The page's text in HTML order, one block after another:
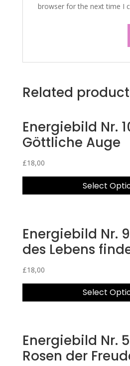
browser for the next time I
Related
Energiebild Nr.
Göttliche Auge
£18,00
Select
Energiebild Nr.
des Lebens
£18,00
Select
Energiebild Nr.
Rosen der